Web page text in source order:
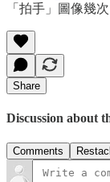
「拍手」圖像幾
Share
Discussion about
Comments